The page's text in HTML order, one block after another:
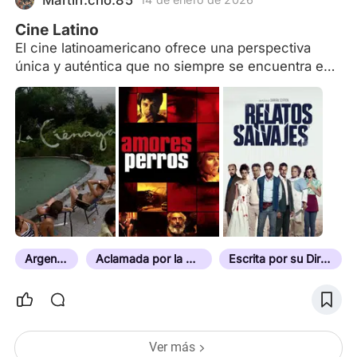
uno de esos c
Cine Latino
El cine latinoamericano ofrece una perspectiva
única y auténtica que no siempre se encuentra en
el cine mainstream. Si te interesa explorar nuevas
narrativas, estilos visuales y temas profundos, es
una excelente opción.
Argentina Aclamada por la Crítica Escrita por su Director
Ver más